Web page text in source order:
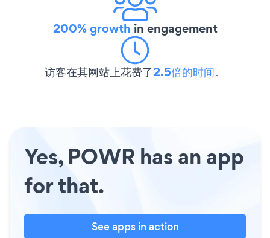
200% growth in engagement
访客在其网站上花费了2.5倍的时间。
Yes, POWR has an app
for that.
See apps in action